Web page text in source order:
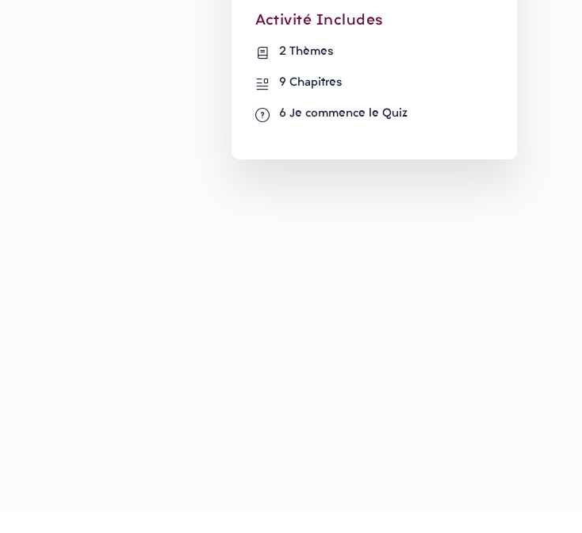
Activité Includes
2 Thèmes
9 Chapitres
6 Je commence le Quiz